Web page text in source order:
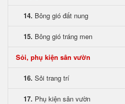
14. Bông gió đất nung
15. Bông gió tráng men
Sỏi, phụ kiện sân vườn
16. Sỏi trang trí
17. Phụ kiện sân vườn